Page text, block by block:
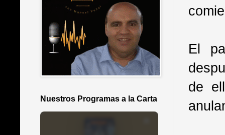
El
de
Nuestros Programas a la Carta